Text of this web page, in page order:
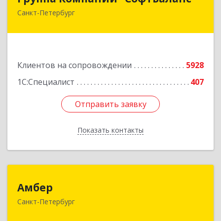
Санкт-Петербург
Клиентов на сопровождении
5928
1С:Специалист
407
Отправить заявку
Показать контакты
195112, Санкт-Петербург г, Заневский пр-кт,
Отправить заявку
Назад
Амбер
Санкт-Петербург
191119, Санкт-Петербург г, Правды ул, дом №